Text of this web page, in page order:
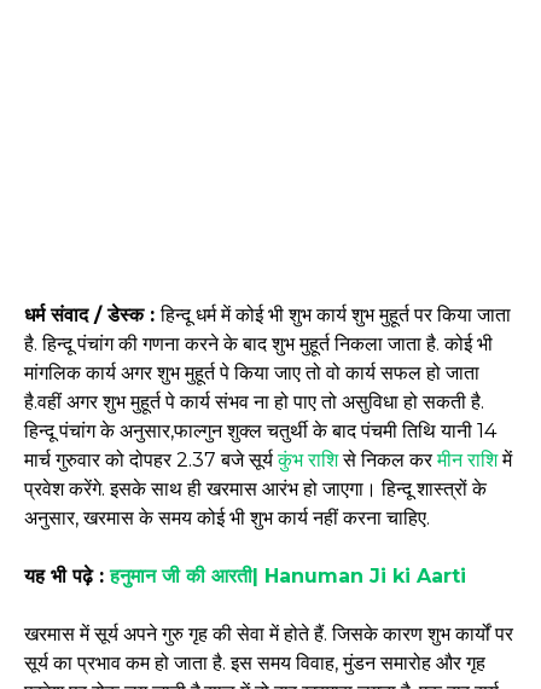
धर्म संवाद / डेस्क :हिन्दू धर्म में कोई भी शुभ कार्य शुभ मुहूर्त पर किया जाता
है. हिन्दू पंचांग की गणना करने के बाद शुभ मुहूर्त निकला जाता है. कोई भी
मांगलिक कार्य अगर शुभ मुहूर्त पे किया जाए तो वो कार्य सफल हो जाता
है.वहीं अगर शुभ मुहूर्त पे कार्य संभव ना हो पाए तो असुविधा हो सकती है.
हिन्दू पंचांग के अनुसार,फाल्गुन शुक्ल चतुर्थी के बाद पंचमी तिथि यानी 14
मार्च गुरुवार को दोपहर 2.37 बजे सूर्यकुंभ राशिसे निकल करमीन राशिमें
प्रवेश करेंगे. इसके साथ ही खरमास आरंभ हो जाएगा। हिन्दू शास्त्रों के
अनुसार, खरमास के समय कोई भी शुभ कार्य नहीं करना चाहिए.
यह भी पढ़े :हनुमान जी की आरती| Hanuman Ji ki Aarti
खरमास में सूर्य अपने गुरु गृह की सेवा में होते हैं. जिसके कारण शुभ कार्यों पर
सूर्य का प्रभाव कम हो जाता है. इस समय विवाह, मुंडन समारोह और गृह